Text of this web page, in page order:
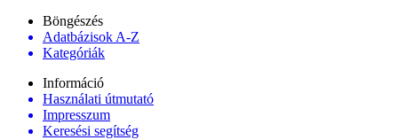
Böngészés
Adatbázisok A-Z
Kategóriák
Információ
Használati útmutató
Impresszum
Keresési segítség